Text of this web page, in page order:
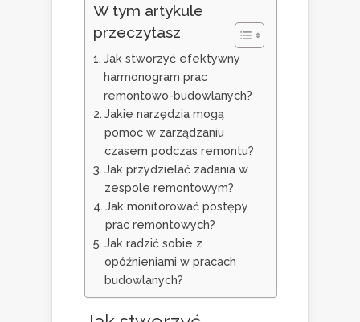
W tym artykule
przeczytasz
Jak stworzyć efektywny
harmonogram prac
remontowo-budowlanych?
Jakie narzędzia mogą
pomóc w zarządzaniu
czasem podczas remontu?
Jak przydzielać zadania w
zespole remontowym?
Jak monitorować postępy
prac remontowych?
Jak radzić sobie z
opóźnieniami w pracach
budowlanych?